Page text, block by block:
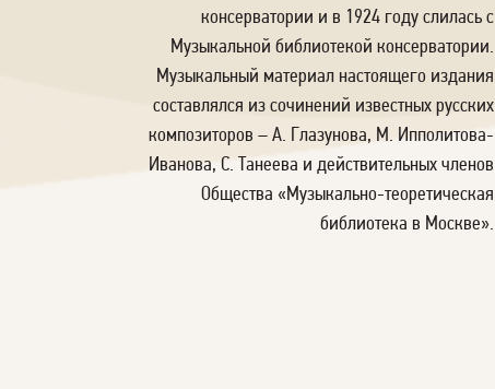
консерватории и в 1924 году слилась с
Музыкальной библиотекой консерватории.
Музыкальный материал настоящего издания
составлялся из сочинений известных русских
композиторов – А. Глазунова, М. Ипполитова-
Иванова, С. Танеева и действительных членов
Общества «Музыкально-теоретическая
библиотека в Москве».